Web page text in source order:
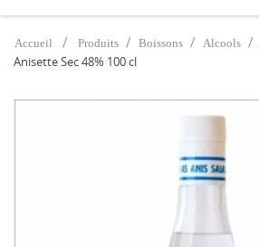
Accueil Produits Boissons Alcools
Anisette Sec 48% 100 cl